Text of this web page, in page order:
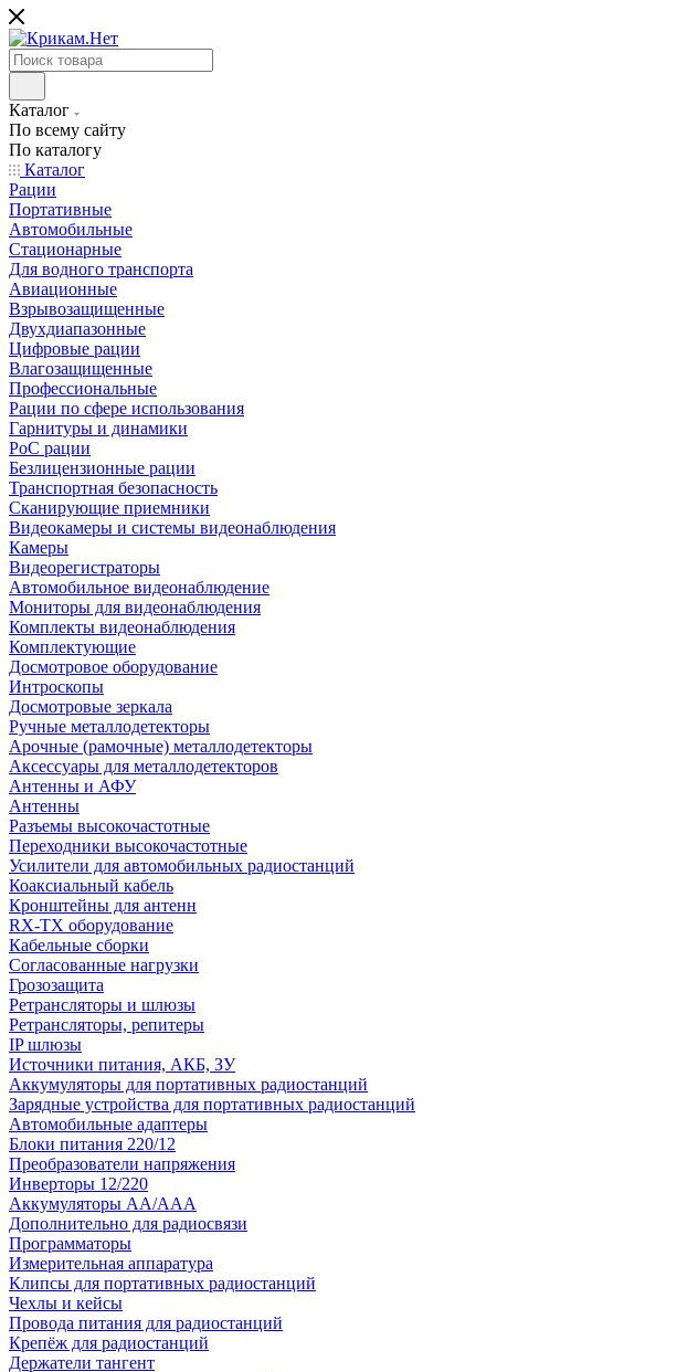
Каталог
По всему сайту
По каталогу
Каталог
Рации
Портативные
Автомобильные
Стационарные
Для водного транспорта
Авиационные
Взрывозащищенные
Двухдиапазонные
Цифровые рации
Влагозащищенные
Профессиональные
Рации по сфере использования
Гарнитуры и динамики
PoC рации
Безлицензионные рации
Транспортная безопасность
Сканирующие приемники
Видеокамеры и системы видеонаблюдения
Камеры
Видеорегистраторы
Автомобильное видеонаблюдение
Мониторы для видеонаблюдения
Комплекты видеонаблюдения
Комплектующие
Досмотровое оборудование
Интроскопы
Досмотровые зеркала
Ручные металлодетекторы
Арочные (рамочные) металлодетекторы
Аксессуары для металлодетекторов
Антенны и АФУ
Антенны
Разъемы высокочастотные
Переходники высокочастотные
Усилители для автомобильных радиостанций
Коаксиальный кабель
Кронштейны для антенн
RX-TX оборудование
Кабельные сборки
Согласованные нагрузки
Грозозащита
Ретрансляторы и шлюзы
Ретрансляторы, репитеры
IP шлюзы
Источники питания, АКБ, ЗУ
Аккумуляторы для портативных радиостанций
Зарядные устройства для портативных радиостанций
Автомобильные адаптеры
Блоки питания 220/12
Преобразователи напряжения
Инверторы 12/220
Аккумуляторы АА/ААА
Дополнительно для радиосвязи
Программаторы
Измерительная аппаратура
Клипсы для портативных радиостанций
Чехлы и кейсы
Провода питания для радиостанций
Крепёж для радиостанций
Держатели тангент